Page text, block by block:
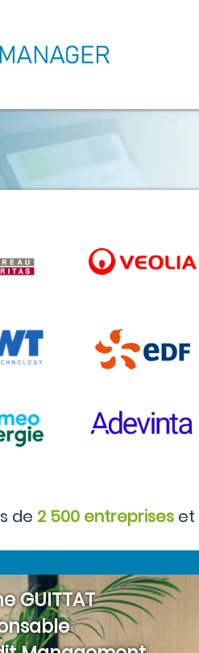
de 2 500 entreprises et
GUITTAT